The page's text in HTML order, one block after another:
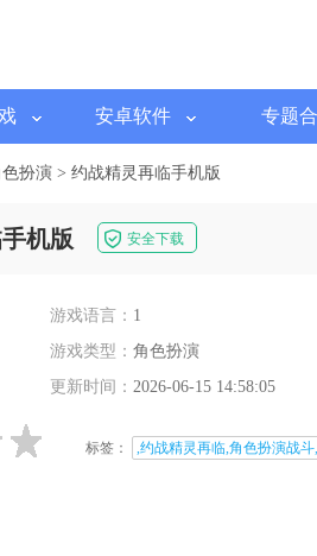
安卓软件 专题
扮演 > 约战精灵再临手机版
机版 安全下载
游戏语言： 1
游戏类型： 角色扮演
更新时间： 2026-06-15 14:58:05
标签： ,约战精灵再临,角色扮演战